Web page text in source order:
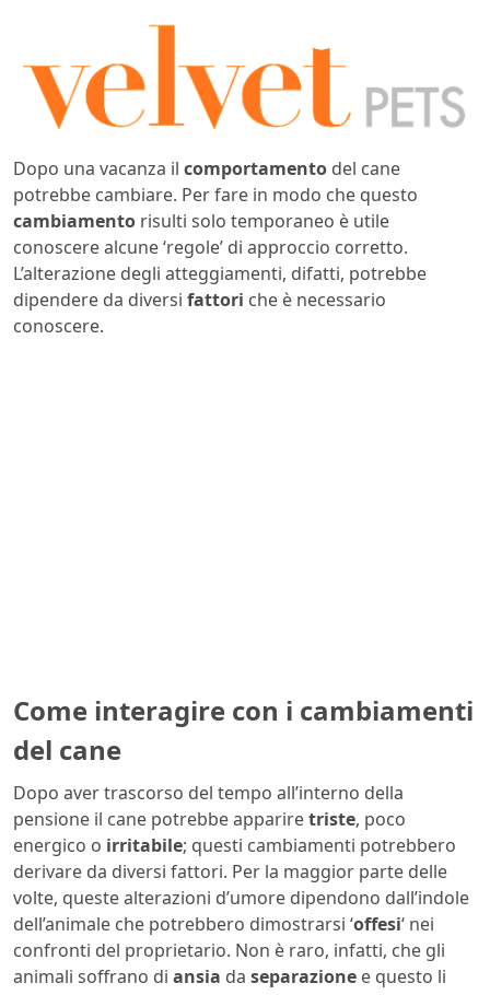
Dopo una vacanza il comportamento del cane
potrebbe cambiare. Per fare in modo che questo
cambiamento risulti solo temporaneo è utile
conoscere alcune ‘regole’ di approccio corretto.
L’alterazione degli atteggiamenti, difatti, potrebbe
dipendere da diversi fattori che è necessario
conoscere.
Come interagire con i cambiamenti
del cane
Dopo aver trascorso del tempo all’interno della
pensione il cane potrebbe appariretriste, poco
energico o irritabile; questi cambiamenti potrebbero
derivare da diversi fattori. Per la maggior parte delle
volte, queste alterazioni d’umore dipendono dall’indole
dell’animale che potrebbero dimostrarsi ‘offesi‘ nei
confronti del proprietario. Non è raro, infatti, che gli
animali soffrano di ansia da separazione e questo li